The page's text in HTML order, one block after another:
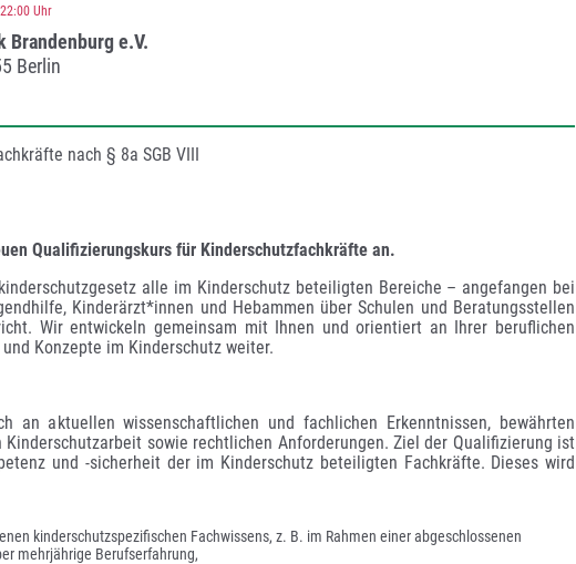
Uhr
Brandenburg e.V.
Berlin
nach § 8a SGB VIII
Qualifizierungskurs für Kinderschutzfachkräfte an.
alle im Kinderschutz beteiligten Bereiche – angefangen bei
Kinderärzt*innen und Hebammen über Schulen und Beratungsstellen
Wir entwickeln gemeinsam mit Ihnen und orientiert an Ihrer beruflichen
Konzepte im Kinderschutz weiter.
an aktuellen wissenschaftlichen und fachlichen Erkenntnissen, bewährten
Kinderschutzarbeit sowie rechtlichen Anforderungen. Ziel der Qualifizierung ist
und -sicherheit der im Kinderschutz beteiligten Fachkräfte. Dieses wird
kinderschutzspezifischen Fachwissens, z. B. im Rahmen einer abgeschlossenen
mehrjährige Berufserfahrung,